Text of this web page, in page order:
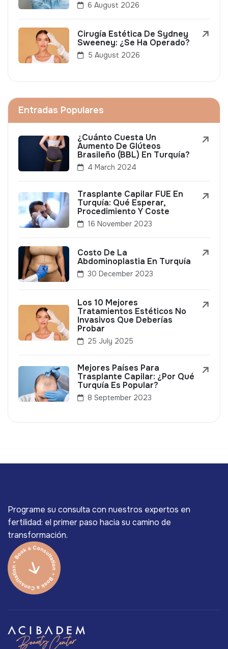
6 August 2026
Cirugía Estética De Sydney
Sweeney: ¿Se Ha Operado?
5 August 2026
Entradas Populares
¿Cuánto Cuesta Un
Aumento De Glúteos
Brasileño (BBL) En Turquía?
4 March 2024
Trasplante Capilar FUE En
Turquía: Qué Esperar,
Procedimiento Y Coste
16 November 2023
Costo De La
Abdominoplastia En Turquía
30 December 2023
Los 10 Mejores
Tratamientos Estéticos No
Invasivos Que Deberías
Probar
25 July 2025
Mejores Países Para
Trasplante Capilar: ¿Por Qué
Turquía Es Popular?
8 September 2023
Programe su consulta con nuestros expertos en
fertilidad: el primer paso hacia su camino de
transformación.